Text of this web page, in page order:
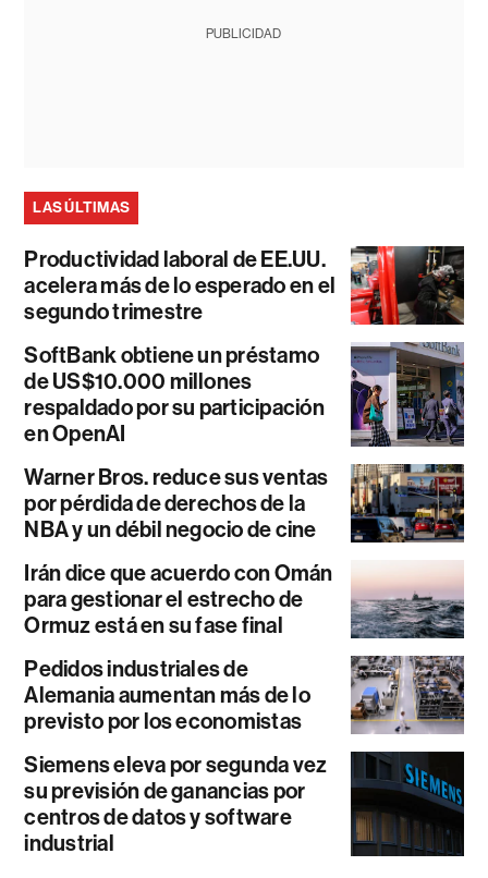
PUBLICIDAD
LAS ÚLTIMAS
Productividad laboral de EE.UU.
acelera más de lo esperado en el
segundo trimestre
SoftBank obtiene un préstamo
de US$10.000 millones
respaldado por su participación
en OpenAI
Warner Bros. reduce sus ventas
por pérdida de derechos de la
NBA y un débil negocio de cine
Irán dice que acuerdo con Omán
para gestionar el estrecho de
Ormuz está en su fase final
Pedidos industriales de
Alemania aumentan más de lo
previsto por los economistas
Siemens eleva por segunda vez
su previsión de ganancias por
centros de datos y software
industrial